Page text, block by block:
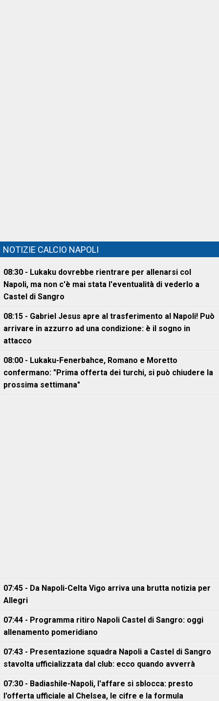
NOTIZIE CALCIO NAPOLI
08:30 - Lukaku dovrebbe rientrare per allenarsi col
Napoli, ma non c'è mai stata l'eventualità di vederlo a
Castel di Sangro
08:15 - Gabriel Jesus apre al trasferimento al Napoli! Può
arrivare in azzurro ad una condizione: è il sogno in
attacco
08:00 - Lukaku-Fenerbahce, Romano e Moretto
confermano: "Prima offerta dei turchi, si può chiudere la
prossima settimana"
07:45 - Da Napoli-Celta Vigo arriva una brutta notizia per
Allegri
07:44 - Programma ritiro Napoli Castel di Sangro: oggi
allenamento pomeridiano
07:43 - Presentazione squadra Napoli a Castel di Sangro
stavolta ufficializzata dal club: ecco quando avverrà
07:30 - Badiashile-Napoli, l'affare si sblocca: presto
l'offerta ufficiale al Chelsea, le cifre e la formula